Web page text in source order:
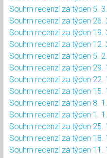
Souhrn recenzí za týden 5. 3.
Souhrn recenzí za týden 26.
Souhrn recenzí za týden 19.
Souhrn recenzí za týden 12.
Souhrn recenzí za týden 5. 2.
Souhrn recenzí za týden 29.
Souhrn recenzí za týden 22.
Souhrn recenzí za týden 15.
Souhrn recenzí za týden 8. 1.
Souhrn recenzí za týden 1. 1.
Souhrn recenzí za týden 25.
Souhrn recenzí za týden 18.
Souhrn recenzí za týden 11.